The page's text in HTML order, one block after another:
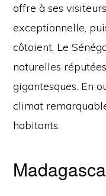
offre à ses
exceptionnelle,
côtoient. Le
naturelles
gigantesques. En
climat
habitants.